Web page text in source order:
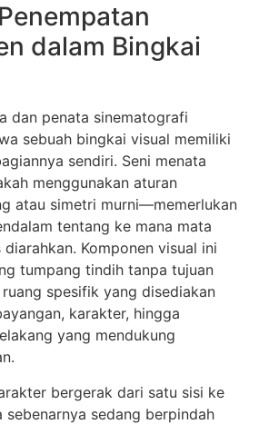
dalam Bingkai
dan penata sinematografi
sebuah bingkai visual memiliki
sendiri. Seni menata
menggunakan aturan
atau simetri murni—memerlukan
tentang ke mana mata
Komponen visual ini
tumpang tindih tanpa tujuan
spesifik yang disediakan
karakter, hingga
yang mendukung
bergerak dari satu sisi ke
sebenarnya sedang berpindah